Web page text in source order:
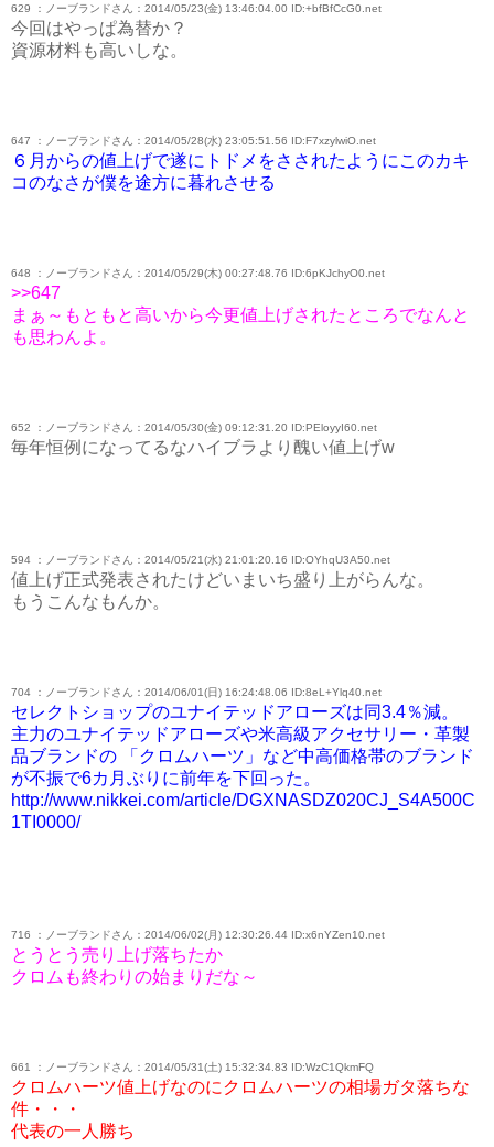
629 ：ノーブランドさん：2014/05/23(金) 13:46:04.00 ID:+bfBfCcG0.net
今回はやっぱ為替か？
資源材料も高いしな。
647 ：ノーブランドさん：2014/05/28(水) 23:05:51.56 ID:F7xzylwiO.net
６月からの値上げで遂にトドメをさされたようにこのカキ
コのなさが僕を途方に暮れさせる
648 ：ノーブランドさん：2014/05/29(木) 00:27:48.76 ID:6pKJchyO0.net
>>647
まぁ～もともと高いから今更値上げされたところでなんと
も思わんよ。
652 ：ノーブランドさん：2014/05/30(金) 09:12:31.20 ID:PEloyyI60.net
毎年恒例になってるなハイブラより醜い値上げw
594 ：ノーブランドさん：2014/05/21(水) 21:01:20.16 ID:OYhqU3A50.net
値上げ正式発表されたけどいまいち盛り上がらんな。
もうこんなもんか。
704 ：ノーブランドさん：2014/06/01(日) 16:24:48.06 ID:8eL+Ylq40.net
セレクトショップのユナイテッドアローズは同3.4％減。
主力のユナイテッドアローズや米高級アクセサリー・革製
品ブランドの 「クロムハーツ」など中高価格帯のブランド
が不振で6カ月ぶりに前年を下回った。
http://www.nikkei.com/article/DGXNASDZ020CJ_S4A500C
1TI0000/
716 ：ノーブランドさん：2014/06/02(月) 12:30:26.44 ID:x6nYZen10.net
とうとう売り上げ落ちたか
クロムも終わりの始まりだな～
661 ：ノーブランドさん：2014/05/31(土) 15:32:34.83 ID:WzC1QkmFQ
クロムハーツ値上げなのにクロムハーツの相場ガタ落ちな
件・・・
代表の一人勝ち